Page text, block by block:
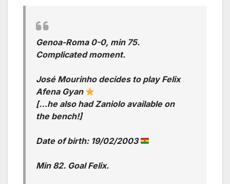
Genoa-Roma 0-0, min 75.
Complicated moment.
José Mourinho decides to play Felix
Afena Gyan
[…he also had Zaniolo available on
the bench!]
Date of birth: 19/02/2003
Min 82. Goal Felix.